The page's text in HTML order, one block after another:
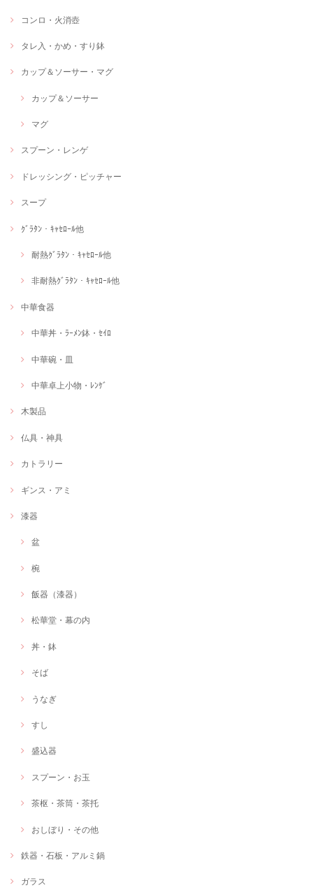
コンロ・火消壺
タレ入・かめ・すり鉢
カップ＆ソーサー・マグ
カップ＆ソーサー
マグ
スプーン・レンゲ
ドレッシング・ピッチャー
スープ
ｸﾞﾗﾀﾝ・ｷｬｾﾛｰﾙ他
耐熱ｸﾞﾗﾀﾝ・ｷｬｾﾛｰﾙ他
非耐熱ｸﾞﾗﾀﾝ・ｷｬｾﾛｰﾙ他
中華食器
中華丼・ﾗｰﾒﾝ鉢・ｾｲﾛ
中華碗・皿
中華卓上小物・ﾚﾝｹﾞ
木製品
仏具・神具
カトラリー
ギンス・アミ
漆器
盆
椀
飯器（漆器）
松華堂・幕の内
丼・鉢
そば
うなぎ
すし
盛込器
スプーン・お玉
茶枢・茶筒・茶托
おしぼり・その他
鉄器・石板・アルミ鍋
ガラス